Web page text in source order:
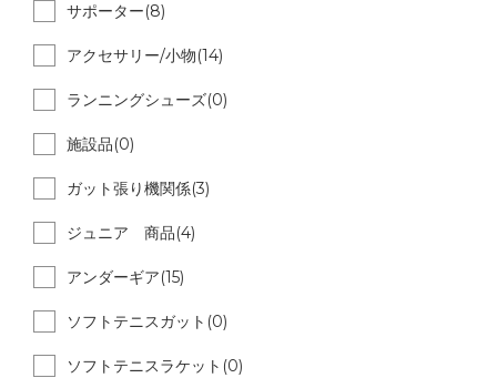
サポーター(8)
アクセサリー/小物(14)
ランニングシューズ(0)
施設品(0)
ガット張り機関係(3)
ジュニア 商品(4)
アンダーギア(15)
ソフトテニスガット(0)
ソフトテニスラケット(0)